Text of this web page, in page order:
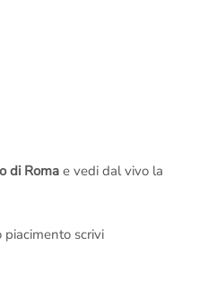
di Roma e vedi dal vivo la
scrivi